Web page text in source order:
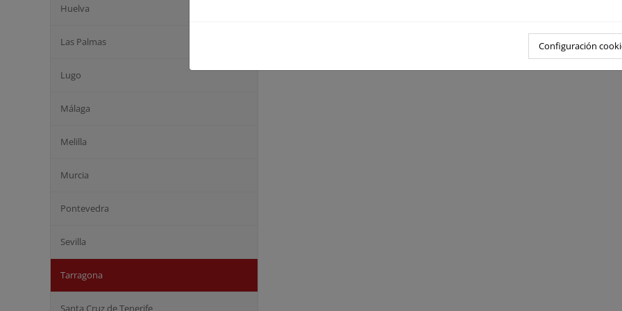
Huelva
Las Palmas
Lugo
Málaga
Melilla
Murcia
Pontevedra
Sevilla
Tarragona
Santa Cruz de Tenerife
Configuración